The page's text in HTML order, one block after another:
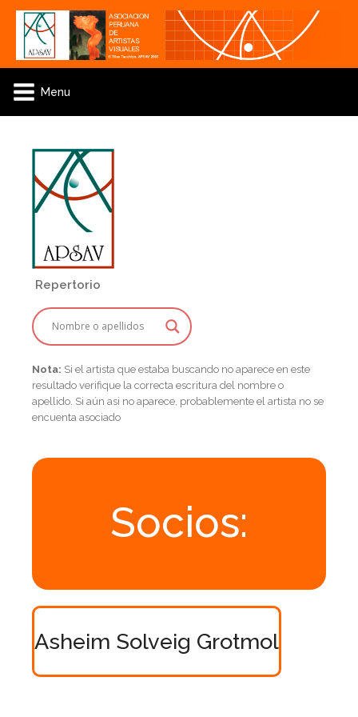
Menu
Repertorio
Nota: Si el artista que estaba buscando no aparece en este
resultado verifique la correcta escritura del nombre o
apellido. Si aún asi no aparece, probablemente el artista no se
encuenta asociado
Socios:
Asheim Solveig Grotmol